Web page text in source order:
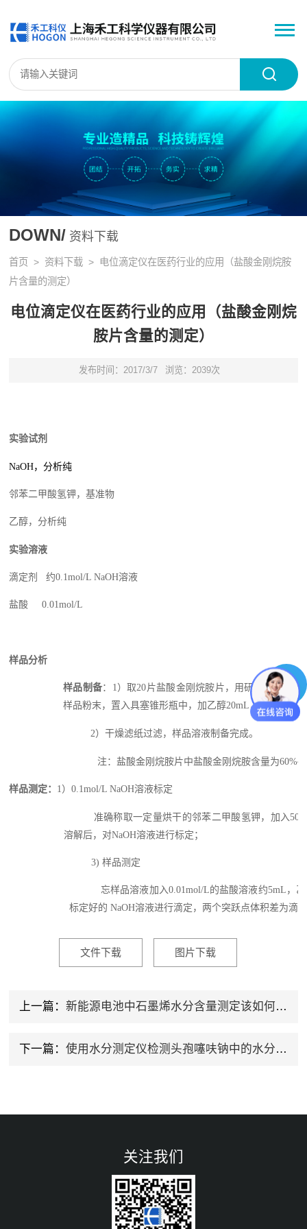
DOWN/ 资料下载
首页 > 资料下载 > 电位滴定仪在医药行业的应用（盐酸金刚烷胺
片含量的测定）
电位滴定仪在医药行业的应用（盐酸金刚烷
胺片含量的测定）
发布时间：2017/3/7 浏览：2039次
实验试剂
NaOH，分析纯
邻苯二甲酸氢钾，基准物
乙醇，分析纯
实验溶液
滴定剂 约0.1mol/L NaOH溶液
盐酸 0.01mol/L
样品分析
样品制备：1）取20片盐酸金刚烷胺片，用研钵研细，精
样品粉末，置入具塞锥形瓶中，加乙醇20mL，振摇20min
2）干燥滤纸过滤，样品溶液制备完成。
注：盐酸金刚烷胺片中盐酸金刚烷胺含量为
样品测定： 1）0.1mol/L NaOH溶液标定
准确称取一定量烘干的邻苯二甲酸氢钾，加入
溶解后，对NaOH溶液进行标定；
3) 样品测定
忘样品溶液加入0.01mol/L的盐酸溶液约5mL，乙
标定好的 NaOH溶液进行滴定，两个突跃点体积差为滴
文件下载 图片下载
上一篇： 新能源电池中石墨烯水分含量测定该如何选择检测仪器？
下一篇： 使用水分测定仪检测头孢噻呋钠中的水分含量检测分析方法
关注我们